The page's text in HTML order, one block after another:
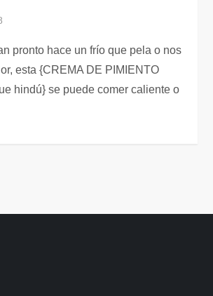
pronto hace un frío que pela o nos
esta {CREMA DE PIMIENTO
hindú} se puede comer caliente o